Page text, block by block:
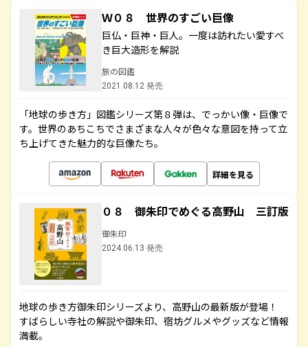
Ｗ０８ 世界のすごい巨像
巨仏・巨神・巨人。一度は訪れたい愛すべ
き巨大造形を解説
旅の図鑑
2021.08.12 発売
「地球の歩き方」図鑑シリーズ第８弾は、でっかい像・巨像で
す。世界のあちこちでさまざまな人々が色々な意図を持って立
ち上げてきた魅力的な巨像たち。
詳細を見る
０８ 御朱印でめぐる高野山 三訂版
御朱印
2024.06.13 発売
地球の歩き方御朱印シリーズより、高野山の最新版が登場！
すばらしい寺社の解説や御朱印、宿坊グルメやグッズなど情報
満載。